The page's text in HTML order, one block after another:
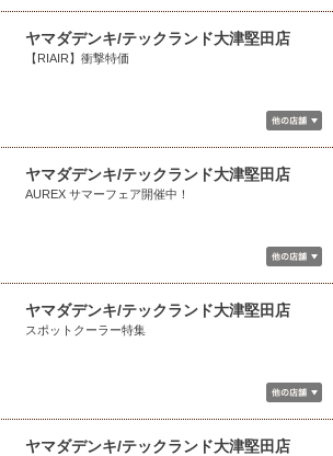
ヤマダデンキ/テックランド大津堅田店
【RIAIR】衝撃特価
ヤマダデンキ/テックランド大津堅田店
AUREX サマーフェア開催中！
ヤマダデンキ/テックランド大津堅田店
スポットクーラー特集
ヤマダデンキ/テックランド大津堅田店